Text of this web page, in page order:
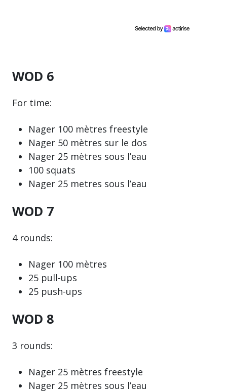
WOD 6
For time:
Nager 100 mètres freestyle
Nager 50 mètres sur le dos
Nager 25 mètres sous l’eau
100 squats
Nager 25 metres sous l’eau
WOD 7
4 rounds:
Nager 100 mètres
25 pull-ups
25 push-ups
WOD 8
3 rounds:
Nager 25 mètres freestyle
Nager 25 mètres sous l’eau